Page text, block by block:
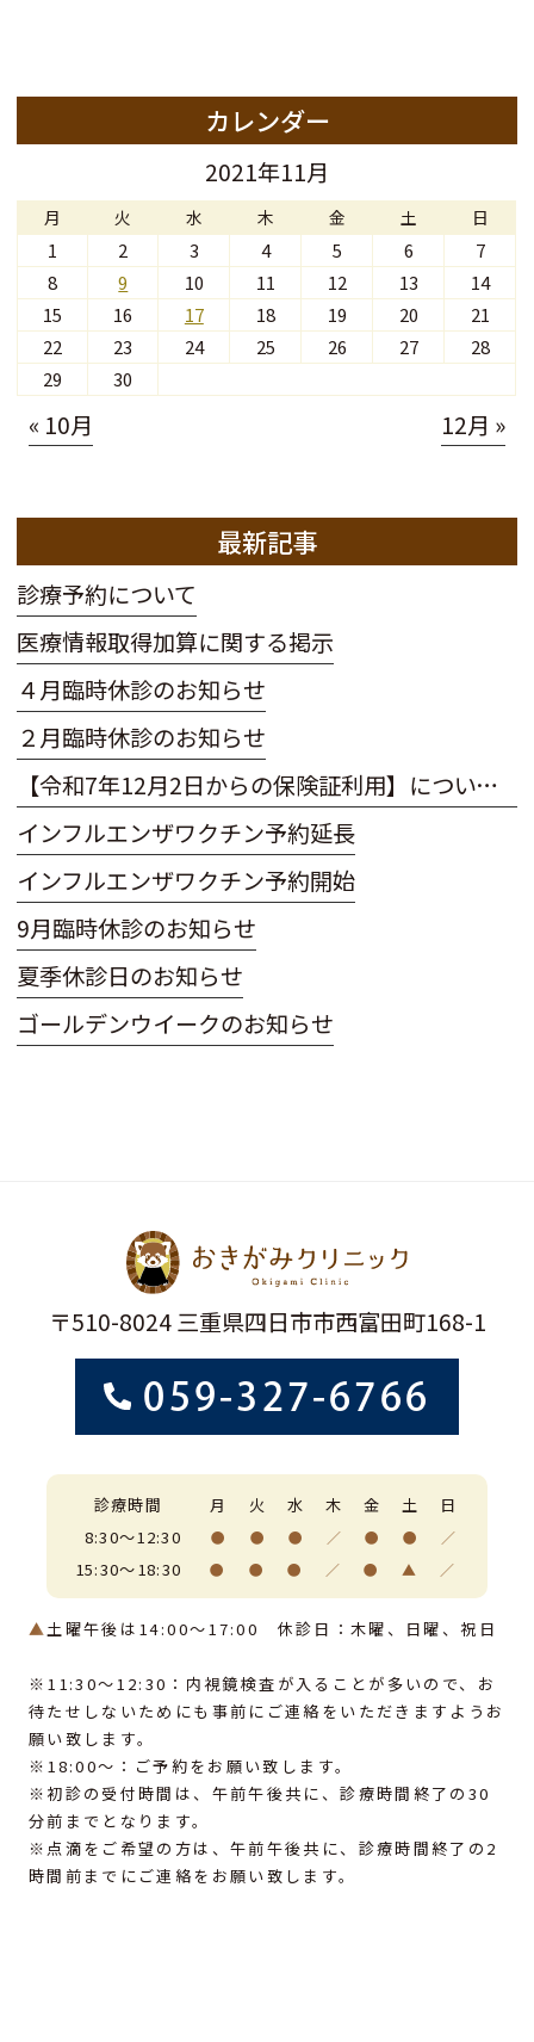
カレンダー
2021年11月
月 火 水 木 金 土 日
1 2 3 4 5 6
7
8
9 10 11 12 13
14
15
16 17 18 19 20
21
22
23 24 25 26 27
28
29
30
« 10月 12月 »
最新記事
診療予約について
医療情報取得加算に関する掲示
４月臨時休診のお知らせ
２月臨時休診のお知らせ
【令和7年12月2日からの保険証利用】についてのお知らせ
インフルエンザワクチン予約延長
インフルエンザワクチン予約開始
9月臨時休診のお知らせ
夏季休診日のお知らせ
ゴールデンウイークのお知らせ
〒510-8024 三重県四日市市西富田町168-1
059-327-6766
診療時間 月 火 水 木 金 土
日
8:30～12:30
● ● ● ／ ● ● ／
15:30～18:30 ● ● ● ／ ● ▲ ／
▲ 土曜午後は14:00～17:00 休診日：木曜、日曜、祝日
※11:30〜12:30：内視鏡検査が入ることが多いので、お
待たせしないためにも事前にご連絡をいただきますようお
願い致します。
※18:00〜：ご予約をお願い致します。
※初診の受付時間は、午前午後共に、診療時間終了の30
分前までとなります。
※点滴をご希望の方は、午前午後共に、診療時間終了の2
時間前までにご連絡をお願い致します。